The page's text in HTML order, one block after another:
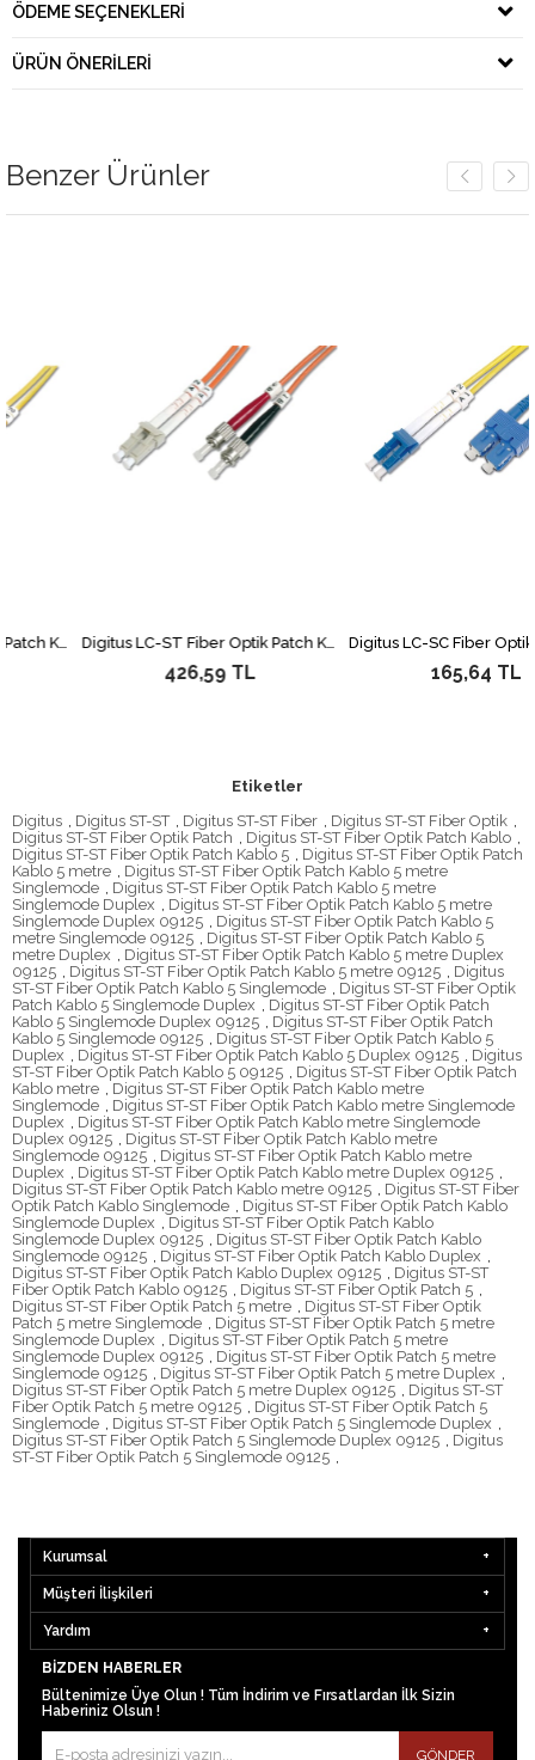
ÖDEME SEÇENEKLERI
ÜRÜN ÖNERILERI
Benzer Ürünler
Digitus LC-ST Fiber Optik Patch Kablo, 3 metre, Singlemode, Duplex, 09/125 Digitus LC-ST Fiber Optik Patch Kablo, 2 metre, Multimode, Duplex, 62.5/125
426,59 TL 165,64 TL
Etiketler
Digitus
Digitus ST-ST Digitus ST-ST Fiber Digitus ST-ST Fiber Optik
Digitus ST-ST Fiber Optik Patch
Digitus ST-ST Fiber Optik Patch Kablo
Digitus ST-ST Fiber Optik Patch Kablo 5
Digitus ST-ST Fiber Optik Patch
Kablo 5 metre
Digitus ST-ST Fiber Optik Patch Kablo 5 metre
Singlemode
Digitus ST-ST Fiber Optik Patch Kablo 5 metre
Singlemode Duplex
Digitus ST-ST Fiber Optik Patch Kablo 5 metre
Singlemode Duplex 09125
Digitus ST-ST Fiber Optik Patch Kablo 5
metre Singlemode 09125
Digitus ST-ST Fiber Optik Patch Kablo 5
metre Duplex
Digitus ST-ST Fiber Optik Patch Kablo 5 metre Duplex
09125
Digitus ST-ST Fiber Optik Patch Kablo 5 metre 09125
Digitus
ST-ST Fiber Optik Patch Kablo 5 Singlemode
Digitus ST-ST Fiber Optik
Patch Kablo 5 Singlemode Duplex
Digitus ST-ST Fiber Optik Patch
Kablo 5 Singlemode Duplex 09125
Digitus ST-ST Fiber Optik Patch
Kablo 5 Singlemode 09125
Digitus ST-ST Fiber Optik Patch Kablo 5
Duplex
Digitus ST-ST Fiber Optik Patch Kablo 5 Duplex 09125
Digitus
ST-ST Fiber Optik Patch Kablo 5 09125
Digitus ST-ST Fiber Optik Patch
Kablo metre
Digitus ST-ST Fiber Optik Patch Kablo metre
Singlemode
Digitus ST-ST Fiber Optik Patch Kablo metre Singlemode
Duplex
Digitus ST-ST Fiber Optik Patch Kablo metre Singlemode
Duplex 09125
Digitus ST-ST Fiber Optik Patch Kablo metre
Singlemode 09125
Digitus ST-ST Fiber Optik Patch Kablo metre
Duplex
Digitus ST-ST Fiber Optik Patch Kablo metre Duplex 09125
Digitus ST-ST Fiber Optik Patch Kablo metre 09125
Digitus ST-ST Fiber
Optik Patch Kablo Singlemode
Digitus ST-ST Fiber Optik Patch Kablo
Singlemode Duplex
Digitus ST-ST Fiber Optik Patch Kablo
Singlemode Duplex 09125
Digitus ST-ST Fiber Optik Patch Kablo
Singlemode 09125
Digitus ST-ST Fiber Optik Patch Kablo Duplex
Digitus ST-ST Fiber Optik Patch Kablo Duplex 09125
Digitus ST-ST
Fiber Optik Patch Kablo 09125
Digitus ST-ST Fiber Optik Patch 5
Digitus ST-ST Fiber Optik Patch 5 metre
Digitus ST-ST Fiber Optik
Patch 5 metre Singlemode
Digitus ST-ST Fiber Optik Patch 5 metre
Singlemode Duplex
Digitus ST-ST Fiber Optik Patch 5 metre
Singlemode Duplex 09125
Digitus ST-ST Fiber Optik Patch 5 metre
Singlemode 09125
Digitus ST-ST Fiber Optik Patch 5 metre Duplex
Digitus ST-ST Fiber Optik Patch 5 metre Duplex 09125
Digitus ST-ST
Fiber Optik Patch 5 metre 09125
Digitus ST-ST Fiber Optik Patch 5
Singlemode
Digitus ST-ST Fiber Optik Patch 5 Singlemode Duplex
Digitus ST-ST Fiber Optik Patch 5 Singlemode Duplex 09125
Digitus
ST-ST Fiber Optik Patch 5 Singlemode 09125
Kurumsal
Müşteri İlişkileri
Yardım
BIZDEN HABERLER
Bültenimize Üye Olun ! Tüm İndirim ve Fırsatlardan İlk Sizin
Haberiniz Olsun !
GÖNDER